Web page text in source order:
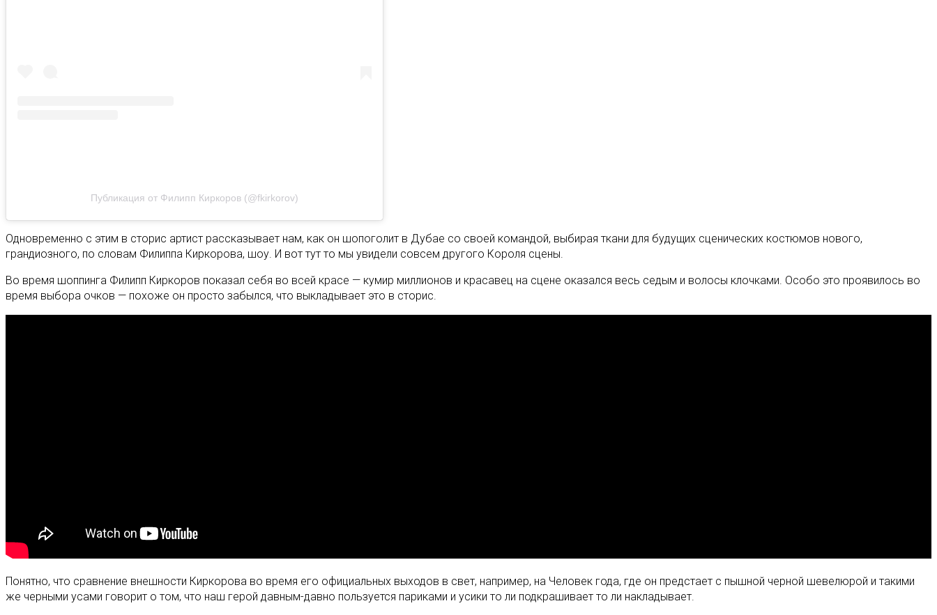
Публикация от Филипп Киркоров (@fkirkorov)
Одновременно с этим в сторис артист рассказывает нам, как он шопоголит в Дубае со своей командой, выбирая ткани для будущих сценических костюмов нового,
грандиозного, по словам Филиппа Киркорова, шоу. И вот тут то мы увидели совсем другого Короля сцены.
Во время шоппинга Филипп Киркоров показал себя во всей красе — кумир миллионов и красавец на сцене оказался весь седым и волосы клочками. Особо это проявилось во
время выбора очков — похоже он просто забылся, что выкладывает это в сторис.
Понятно, что сравнение внешности Киркорова во время его официальных выходов в свет, например, на Человек года, где он предстает с пышной черной шевелюрой и такими
же черными усами говорит о том, что наш герой давным-давно пользуется париками и усики то ли подкрашивает то ли накладывает.